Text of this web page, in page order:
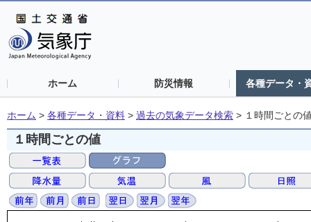
ホーム 防災情報 各種データ・
ホーム > 各種データ・資料 > 過去の気象データ検索 > １時間ごとの
１時間ごとの値